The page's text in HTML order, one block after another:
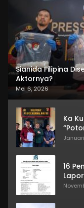
Sianida Filipina
Aktornya?
Mei 6, 2026
Ka
16